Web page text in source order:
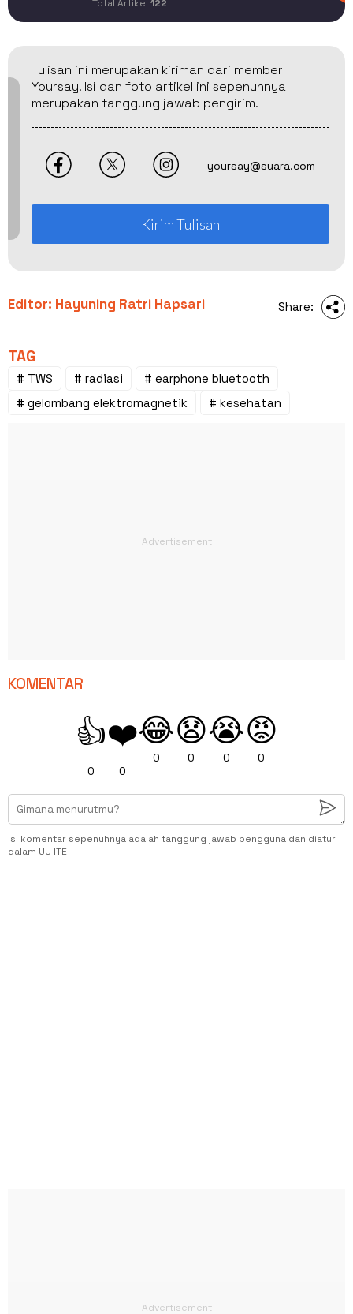
Total Artikel 122
Tulisan ini merupakan kiriman dari member
Yoursay. Isi dan foto artikel ini sepenuhnya
merupakan tanggung jawab pengirim.
yoursay@suara.com
Kirim Tulisan
Editor: Hayuning Ratri Hapsari Share:
TAG
# TWS # radiasi
# earphone bluetooth
# gelombang elektromagnetik
# kesehatan
KOMENTAR
👍
0
❤️
0
😂
0
😧
0
😭
0
😡
0
Isi komentar sepenuhnya adalah tanggung jawab pengguna dan diatur
dalam UU ITE